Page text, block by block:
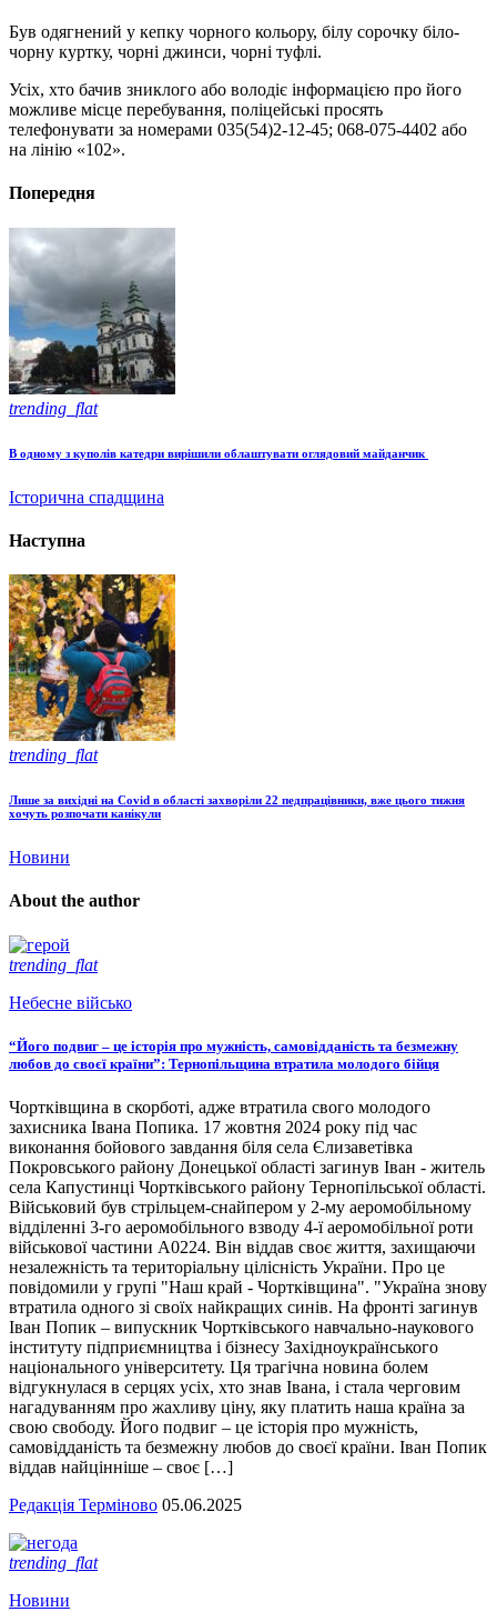
Був одягнений у кепку чорного кольору, білу сорочку біло-
чорну куртку, чорні джинси, чорні туфлі.
Усіх, хто бачив зниклого або володіє інформацією про його
можливе місце перебування, поліцейські просять
телефонувати за номерами 035(54)2-12-45; 068-075-4402 або
на лінію «102».
Попередня
trending_flat
В одному з куполів катедри вирішили облаштувати оглядовий майданчик
Історична спадщина
Наступна
trending_flat
Лише за вихідні на Covid в області захворіли 22 педпрацівники, вже цього тижня
хочуть розпочати канікули
Новини
About the author
trending_flat
Небесне військо
“Його подвиг – це історія про мужність, самовідданість та безмежну
любов до своєї країни”: Тернопільщина втратила молодого бійця
Чортківщина в скорботі, адже втратила свого молодого
захисника Івана Попика. 17 жовтня 2024 року під час
виконання бойового завдання біля села Єлизаветівка
Покровського району Донецької області загинув Іван - житель
села Капустинці Чортківського району Тернопільської області.
Військовий був стрільцем-снайпером у 2-му аеромобільному
відділенні 3-го аеромобільного взводу 4-ї аеромобільної роти
військової частини А0224. Він віддав своє життя, захищаючи
незалежність та територіальну цілісність України. Про це
повідомили у групі "Наш край - Чортківщина". "Україна знову
втратила одного зі своїх найкращих синів. На фронті загинув
Іван Попик – випускник Чортківського навчально-наукового
інституту підприємництва і бізнесу Західноукраїнського
національного університету. Ця трагічна новина болем
відгукнулася в серцях усіх, хто знав Івана, і стала черговим
нагадуванням про жахливу ціну, яку платить наша країна за
свою свободу. Його подвиг – це історія про мужність,
самовідданість та безмежну любов до своєї країни. Іван Попик
віддав найцінніше – своє […]
Редакція Терміново 05.06.2025
trending_flat
Новини